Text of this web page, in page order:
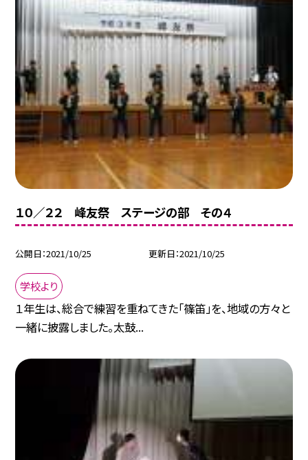
１０／２２ 峰友祭 ステージの部 その４
公開日 2021/10/25 更新日 2021/10/25
学校より
１年生は、総合で練習を重ねてきた「篠笛」を、地域の方々と
一緒に披露しました。太鼓...